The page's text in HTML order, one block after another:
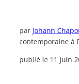
par Johann
contemporaine à
publié le 11 juin